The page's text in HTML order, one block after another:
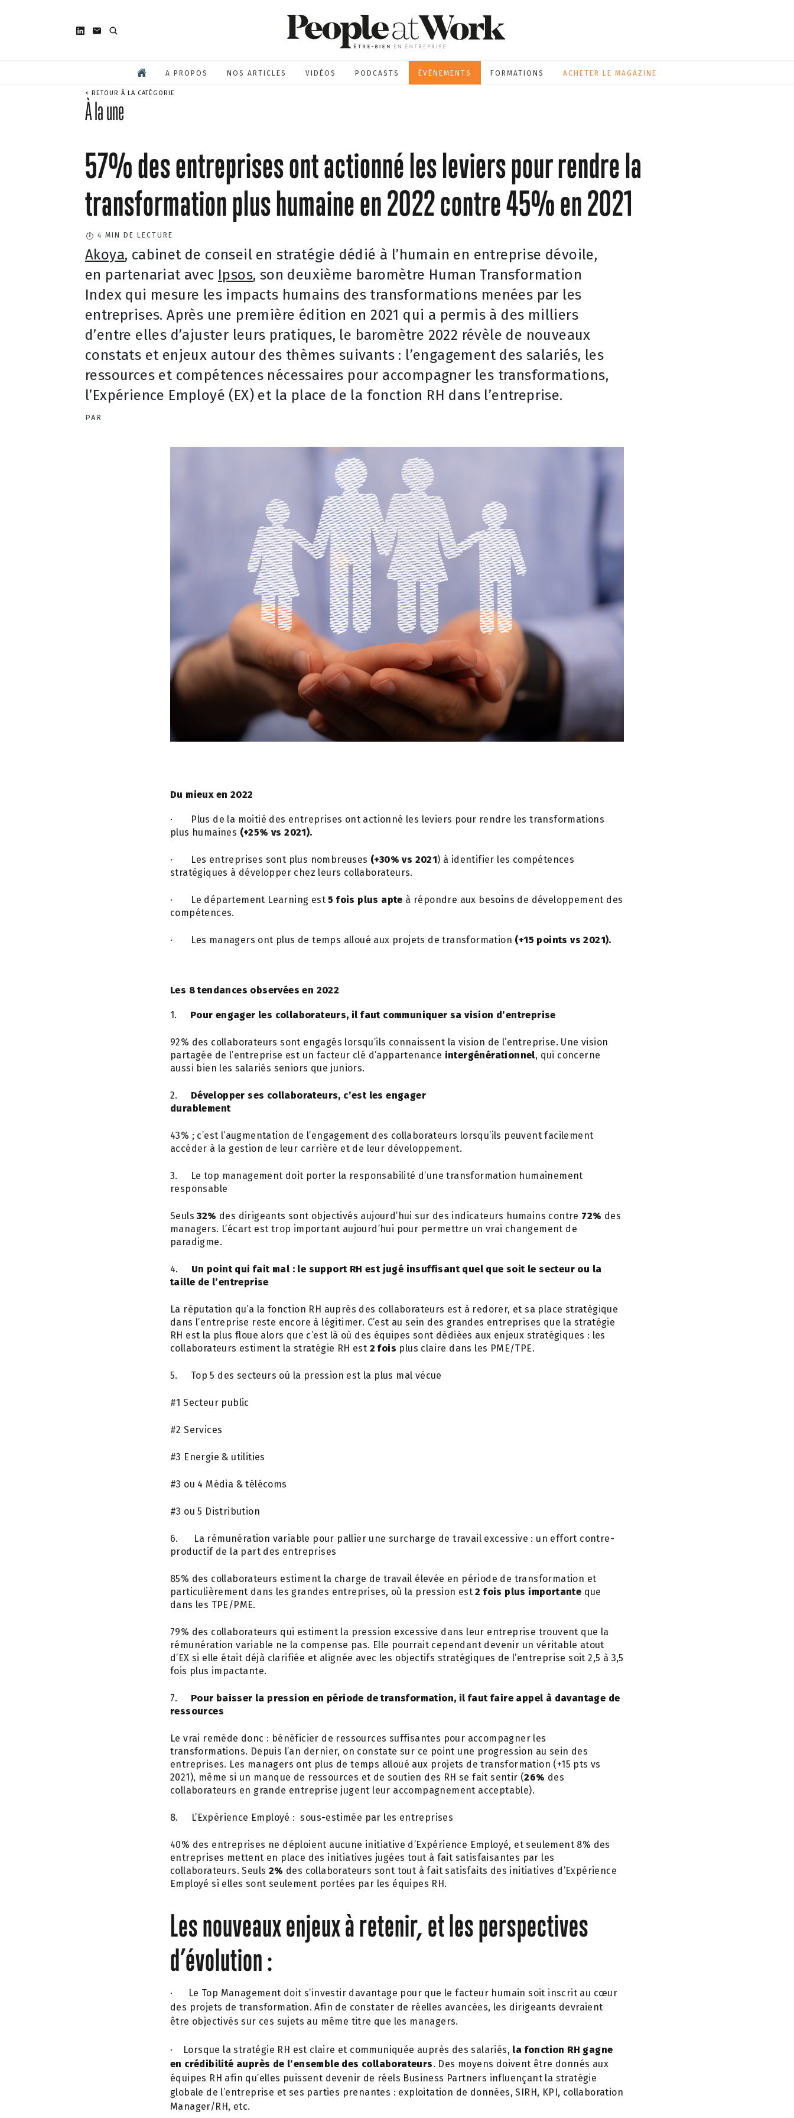
A PROPOS NOS ARTICLES VIDÉOS PODCASTS ÉVÈNEMENTS FORMATIONS ACHETER LE MAGAZINE
< RETOUR À LA CATÉGORIE
À la une
57% des entreprises ont actionné les leviers pour rendre la
transformation plus humaine en 2022 contre 45% en 2021
4 MIN DE LECTURE
Akoya, cabinet de conseil en stratégie dédié à l’humain en entreprise dévoile,
en partenariat avec Ipsos, son deuxième baromètre Human Transformation
Index qui mesure les impacts humains des transformations menées par les
entreprises. Après une première édition en 2021 qui a permis à des milliers
d’entre elles d’ajuster leurs pratiques, le baromètre 2022 révèle de nouveaux
constats et enjeux autour des thèmes suivants : l’engagement des salariés, les
ressources et compétences nécessaires pour accompagner les transformations,
l’Expérience Employé (EX) et la place de la fonction RH dans l’entreprise.
PAR
Du mieux en 2022
· Plus de la moitié des entreprises ont actionné les leviers pour rendre les transformations
plus humaines (+25% vs 2021).
· Les entreprises sont plus nombreuses (+30% vs 2021) à identifier les compétences
stratégiques à développer chez leurs collaborateurs.
· Le département Learning est5 fois plus apte à répondre aux besoins de développement des
compétences.
· Les managers ont plus de temps alloué aux projets de transformation (+15 points vs 2021).
Les 8 tendances observées en 2022
1. Pour engager les collaborateurs, il faut communiquer sa vision d’entreprise
92% des collaborateurs sont engagés lorsqu’ils connaissent la vision de l’entreprise. Une vision
partagée de l’entreprise est un facteur clé d’appartenance intergénérationnel, qui concerne
aussi bien les salariés seniors que juniors.
2. Développer ses collaborateurs, c’est les engager
durablement
43% ; c’est l’augmentation de l’engagement des collaborateurs lorsqu’ils peuvent facilement
accéder à la gestion de leur carrière et de leur développement.
3. Le top management doit porter la responsabilité d’une transformation humainement
responsable
Seuls32% des dirigeants sont objectivés aujourd’hui sur des indicateurs humains contre 72% des
managers. L’écart est trop important aujourd’hui pour permettre un vrai changement de
paradigme.
4. Un point qui fait mal : le support RH est jugé insuffisant quel que soit le secteur ou la
taille de l’entreprise
La réputation qu’a la fonction RH auprès des collaborateurs est à redorer, et sa place stratégique
dans l’entreprise reste encore à légitimer. C’est au sein des grandes entreprises que la stratégie
RH est la plus floue alors que c’est là où des équipes sont dédiées aux enjeux stratégiques : les
collaborateurs estiment la stratégie RH est 2 fois plus claire dans les PME/TPE.
5. Top 5 des secteurs où la pression est la plus mal vécue
#1 Secteur public
#2 Services
#3 Energie & utilities
#3 ou 4 Média & télécoms
#3 ou 5 Distribution
6.
La rémunération variable pour pallier une surcharge de travail excessive : un effort contre-
productif de la part des entreprises
85% des collaborateurs estiment la charge de travail élevée en période de transformation et
particulièrement dans les grandes entreprises, où la pression est2 fois plus importante que
dans les TPE/PME.
79% des collaborateurs qui estiment la pression excessive dans leur entreprise trouvent que la
rémunération variable ne la compense pas. Elle pourrait cependant devenir un véritable atout
d’EX si elle était déjà clarifiée et alignée avec les objectifs stratégiques de l’entreprise soit 2,5 à 3,5
fois plus impactante.
7. Pour baisser la pression en période de transformation, il faut faire appel à davantage de
ressources
Le vrai remède donc : bénéficier de ressources suffisantes pour accompagner les
transformations. Depuis l’an dernier, on constate sur ce point une progression au sein des
entreprises. Les managers ont plus de temps alloué aux projets de transformation (+15 ptsvs
2021), même si un manque de ressources et de soutien des RH se fait sentir (26% des
collaborateurs en grande entreprise jugent leur accompagnement acceptable).
8. L’Expérience Employé : sous-estimée par les entreprises
40% des entreprises ne déploient aucune initiative d’Expérience Employé, et seulement 8% des
entreprises mettent en place des initiatives jugées tout à fait satisfaisantes par les
collaborateurs. Seuls 2% des collaborateurs sont tout à fait satisfaits des initiatives d’Expérience
Employé si elles sont seulement portées par les équipes RH.
Les nouveaux enjeux à retenir, et les perspectives
d’évolution :
· Le Top Management doit s’investir davantage pour que le facteur humain soit inscrit au cœur
des projets de transformation. Afin de constater de réelles avancées, les dirigeants devraient
être objectivés sur ces sujets au même titre que les managers.
· Lorsque la stratégie RH est claire et communiquée auprès des salariés, la fonction RH gagne
en crédibilité auprès de l’ensemble des collaborateurs. Des moyens doivent être donnés aux
équipes RH afin qu’elles puissent devenir de réels Business Partners influençant la stratégie
globale de l’entreprise et ses parties prenantes : exploitation de données, SIRH, KPI, collaboration
Manager/RH, etc.